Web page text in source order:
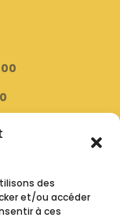
des
et/ou accéder
à ces
mois )